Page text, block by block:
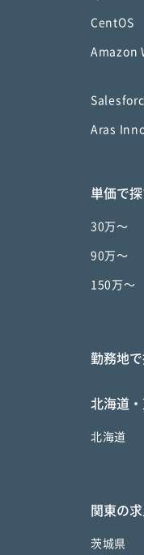
CentOS
Amazon
Aras
単価で探
30万〜
90万〜
150万〜
勤務地
北海道
北海道
関東の
茨城県